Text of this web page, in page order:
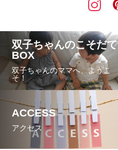
双子ちゃんのこそだて
BOX
双子ちゃんのママへ、ようこ
そ！
ACCESS
アクセス